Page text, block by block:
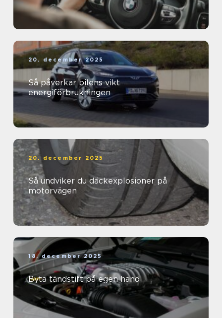
20. december 2025
Så påverkar bilens vikt
energiförbrukningen
20. december 2025
Så undviker du däckexplosioner på
motorvägen
18. december 2025
Byta tändstift på egen hand